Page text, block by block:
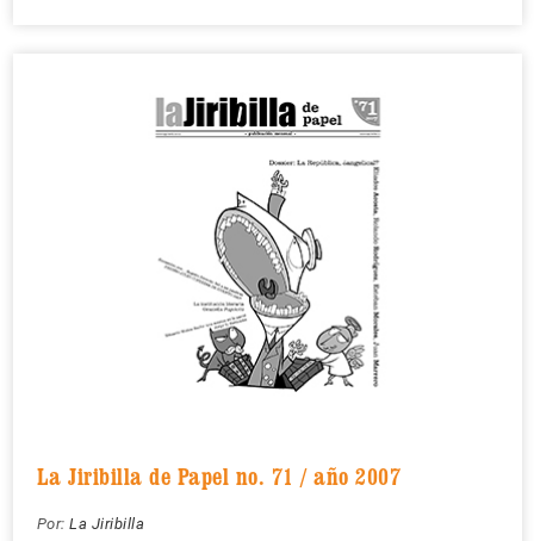
La Jiribilla de Papel no. 71 / año 2007
Por: La Jiribilla